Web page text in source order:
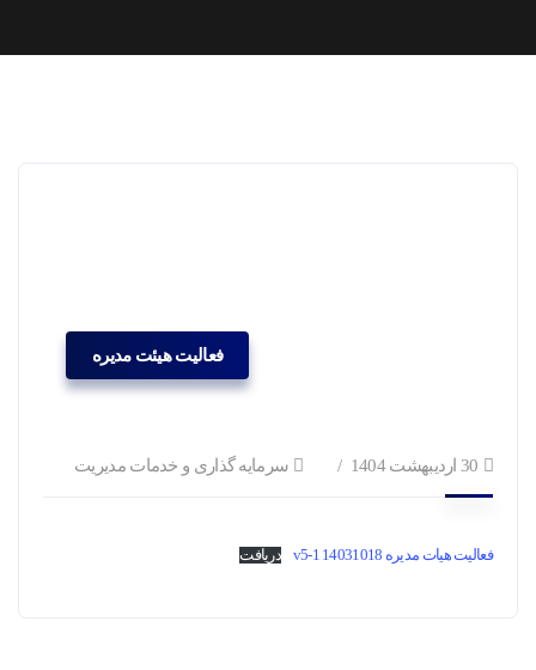
فعالیت هیئت مدیره
30 اردیبهشت 1404 سرمایه گذاری و خدمات مدیریت
فعالیت هیات مدیره 14031018 v5-1 دریافت